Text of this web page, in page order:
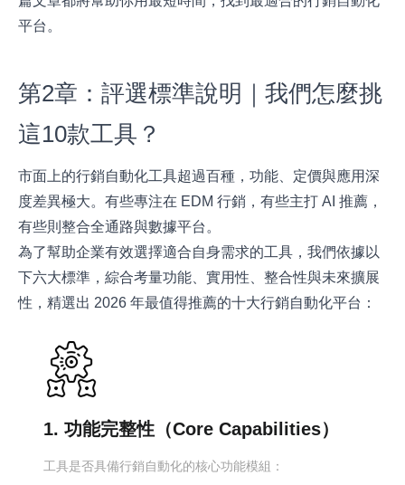
平台。
第2章：評選標準說明｜我們怎麼挑
這10款工具？
市面上的行銷自動化工具超過百種，功能、定價與應用深
度差異極大。有些專注在 EDM 行銷，有些主打 AI 推薦，
有些則整合全通路與數據平台。
為了幫助企業有效選擇適合自身需求的工具，我們依據以
下六大標準，綜合考量功能、實用性、整合性與未來擴展
性，精選出 2026 年最值得推薦的十大行銷自動化平台：
1. 功能完整性（Core Capabilities）
工具是否具備行銷自動化的核心功能模組：